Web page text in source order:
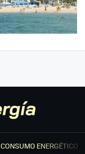
CONSUMO ENERGÉTICO